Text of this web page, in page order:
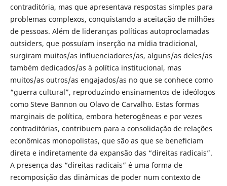
contraditória, mas que apresentava respostas simples para
problemas complexos, conquistando a aceitação de milhões
de pessoas. Além de lideranças políticas autoproclamadas
outsiders, que possuíam inserção na mídia tradicional,
surgiram muitos/as influenciadores/as, alguns/as deles/as
também dedicados/as à política institucional, mas
muitos/as outros/as engajados/as no que se conhece como
“guerra cultural”, reproduzindo ensinamentos de ideólogos
como Steve Bannon ou Olavo de Carvalho. Estas formas
marginais de política, embora heterogêneas e por vezes
contraditórias, contribuem para a consolidação de relações
econômicas monopolistas, que são as que se beneficiam
direta e indiretamente da expansão das “direitas radicais”.
A presença das “direitas radicais” é uma forma de
recomposição das dinâmicas de poder num contexto de